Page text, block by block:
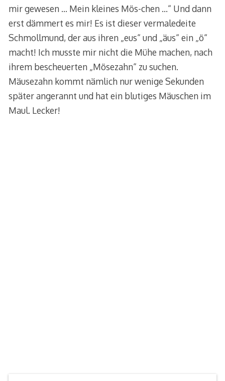
mir gewesen … Mein kleines Mös-chen …“ Und dann
erst dämmert es mir! Es ist dieser vermaledeite
Schmollmund, der aus ihren „eus“ und „äus“ ein „ö“
macht! Ich musste mir nicht die Mühe machen, nach
ihrem bescheuerten „Mösezahn“ zu suchen.
Mäusezahn kommt nämlich nur wenige Sekunden
später angerannt und hat ein blutiges Mäuschen im
Maul. Lecker!